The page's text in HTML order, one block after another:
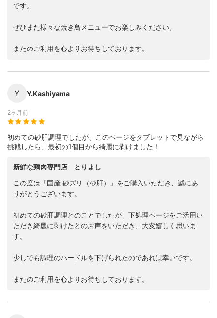
です。
ぜひまた様々な焼き鳥メニューでお楽しみください。
またのご利用を心よりお待ちしております。
Y Y.Kashiyama
2ヶ月前
初めての砂肝調理でしたが、このページをタブレットで見ながら
挑戦したら、最初の1個目から綺麗に剥けました！
新鮮な鶏肉専門店 とりよし
この度は「国産 砂ズリ（砂肝）」をご購入いただき、誠にあ
りがとうございます。
初めての砂肝調理とのことでしたが、下処理ページをご活用い
ただき綺麗に剥けたとのお声をいただき、大変嬉しく思いま
す。
少しでも調理のハードルを下げられたのであれば幸いです。
またのご利用を心よりお待ちしております。